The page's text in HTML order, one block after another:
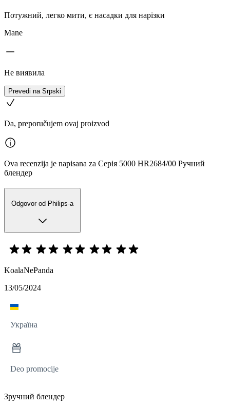
Потужний, легко мити, є насадки для нарізки
Mane
Не виявила
Prevedi na Srpski
Da, preporučujem ovaj proizvod
Ova recenzija je napisana za Серія 5000 HR2684/00 Ручний
блендер
Odgovor od Philips-a
KoalaNePanda
13/05/2024
Україна
Deo promocije
Зручний блендер